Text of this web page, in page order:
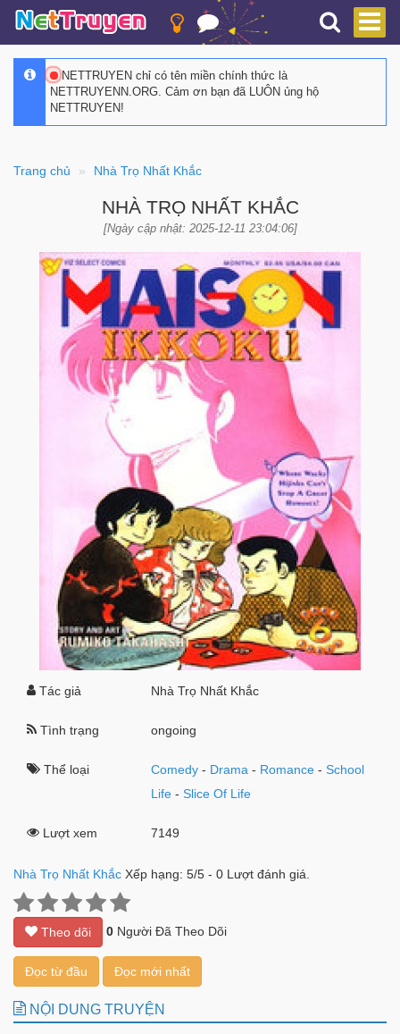
NETTRUYEN chỉ có tên miền chính thức là
NETTRUYENN.ORG. Cảm ơn bạn đã LUÔN ủng hộ
NETTRUYEN!
Trang chủ Nhà Trọ Nhất Khắc
NHÀ TRỌ NHẤT KHẮC
[Ngày cập nhật: 2025-12-11 23:04:06]
Tác giả Nhà Trọ Nhất Khắc
Tình trạng ongoing
Thể loại Comedy - Drama - Romance -School
Life -Slice Of Life
Lượt xem 7149
Nhà Trọ Nhất Khắc Xếp hạng: 5/5 - 0 Lượt đánh giá.
Theo dõi 0 Người Đã Theo Dõi
Đọc từ đầu Đọc mới nhất
NỘI DUNG TRUYỆN